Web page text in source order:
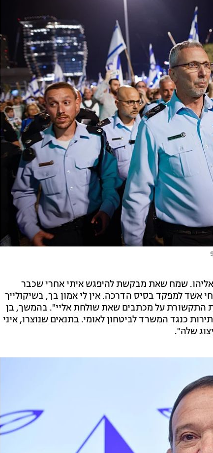
שמח שאת מבקשת להיפגש איתי אחרי שכבר
אשד למפקד בסיס הדרכה. אין לי אמון בך, בשיקולייך
התקשורת על מכתבים שאת שולחת אליי". בהמשך, בן
כנגד המשרד לביטחון לאומי. בתנאים שנוצרו, איני
שלה".